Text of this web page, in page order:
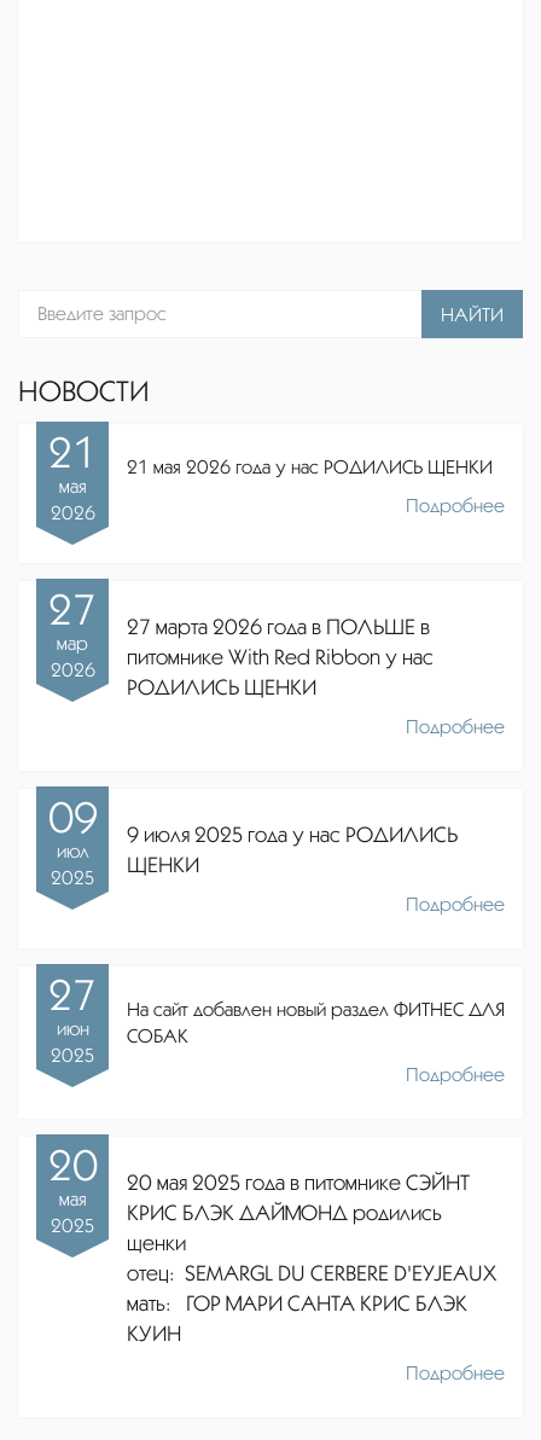
НАЙТИ
НОВОСТИ
21
мая
2026
21 мая 2026 года у нас РОДИЛИСЬ ЩЕНКИ
Подробнее
27
мар
2026
27 марта 2026 года в ПОЛЬШЕ в
питомнике With Red Ribbon у нас
РОДИЛИСЬ ЩЕНКИ
Подробнее
09
июл
2025
9 июля 2025 года у нас РОДИЛИСЬ
ЩЕНКИ
Подробнее
27
июн
2025
На сайт добавлен новый раздел ФИТНЕС ДЛЯ
СОБАК
Подробнее
20
мая
2025
20 мая 2025 года в питомнике СЭЙНТ
КРИС БЛЭК ДАЙМОНД родились
щенки
отец: SEMARGL DU CERBERE D'EYJEAUX
мать: ГОР МАРИ САНТА КРИС БЛЭК
КУИН
Подробнее